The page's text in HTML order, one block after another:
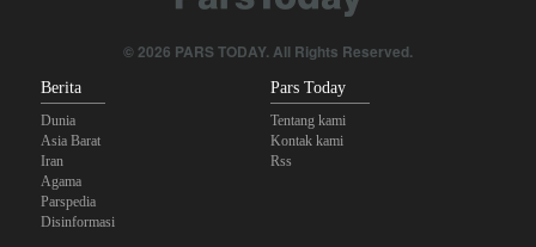
Mengapa Lobi Zionis di Amerika Tidak Lagi Seefektif Dulu?
© 2026 PARS TODAY. All Rights Reserved.
Berita
Dunia
Asia Barat
Iran
Agama
Parspedia
Disinformasi
Pars Today
Tentang kami
Kontak kami
Rss